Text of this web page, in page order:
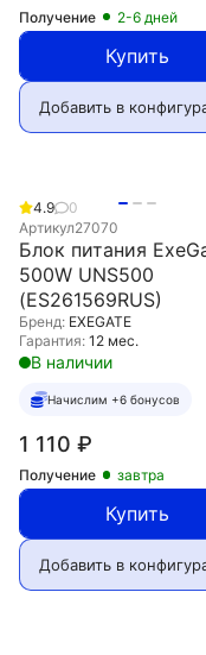
Получение 2-6 дней
Купить
Добавить в
4.9
0
Артикул27070
Блок питания
500W UNS500
(ES261569RUS)
Бренд: EXEGATE
Гарантия: 12 мес.
В наличии
Начислим +6 бонусов
1 110 ₽
Получение завтра
Купить
Добавить в